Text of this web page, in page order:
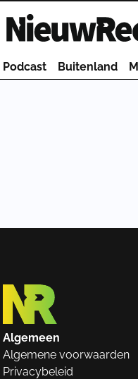
Homepage van
Podcast Buitenland
Algemeen
Algemene voorwaarden
Privacybeleid